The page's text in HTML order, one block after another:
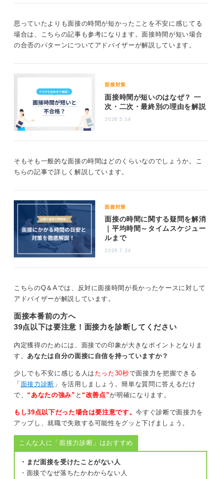
れない」と前向きにとらえ、もし不合格であれば、その
一つひとつ結果が出るたびに気持ちが揺れ動くのも、真
剣に就活と向き合っているということなので、悪いこと
0
思っていたよりも面接の時間が短かったことを不安に感じてる
場合は、こちらの記事も参考になります。面接時間が短い場合
の合否のパターンについてアドバイザーが解説しています。
面接対策
面接時間が短いのはなぜ？ 一
次・二次・最終別の理由を解説
2026.5.14
そもそも一般的な面接の時間はどのくらいなのでしょうか。こ
ちらの記事で詳しく解説しています。
面接対策
面接の時間に関する疑問を解消
｜平均時間～タイムスケジュー
ルまで
2026.7.24
こちらのQ＆Aでは、反対に面接時間が長かったケースに対して
アドバイザーが解説しています。
面接本番前の方へ
39点以下は要注意！面接力を診断してください
内定獲得のためには、面接での印象が大きなポイントとなりま
す。 あなたは自分の面接に自信を持っていますか？
少しでも不安に感じる人は たった30秒で面接力を把握できる
「面接力診断 」を活用しましょう。簡単な質問に答えるだけ
で、 “あなたの強み” と “改善点”が明確になります。
もし39点以下だった場合は要注意です。今すぐ診断で面接力を
アップし、就職で失敗する可能性をグッと下げましょう。
こんな人に「面接力診断」はおすすめ
・まだ面接を受けたことがない人
・面接でなぜ落ちたかわからない人